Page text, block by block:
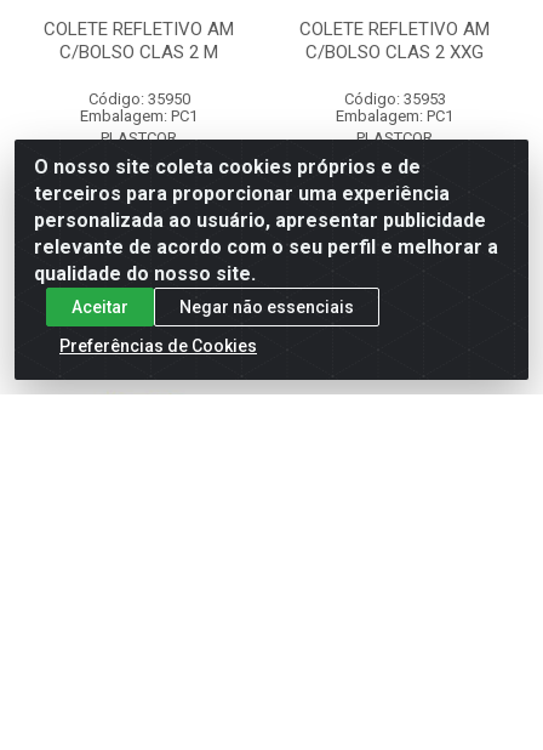
COLETE REFLETIVO AM
C/BOLSO CLAS 2 M
Código: 35950
Embalagem: PC1
PLASTCOR
Faça seu login ou
cadastre-se para
ver preços e
comprar
COLETE REFLETIVO AM
C/BOLSO CLAS 2 XXG
Código: 35953
Embalagem: PC1
PLASTCOR
Faça seu login ou
cadastre-se para
ver preços e
O nosso site coleta cookies próprios e de
terceiros para proporcionar uma experiência
personalizada ao usuário, apresentar publicidade
relevante de acordo com o seu perfil e melhorar a
qualidade do nosso site.
Aceitar
Negar não essenciais
Preferências de Cookies